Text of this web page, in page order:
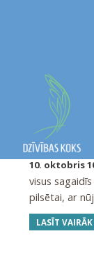
Valmierā
mēnesi
10. oktobris
visus
pilsētai, ar
LASĪT VAIRĀK